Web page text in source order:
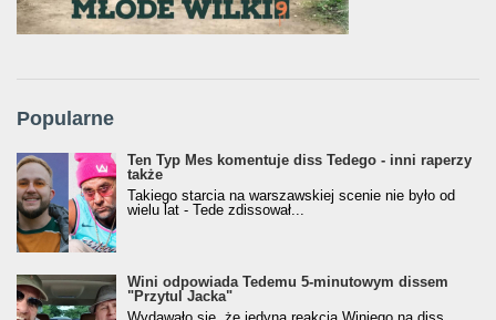
Popularne
Ten Typ Mes komentuje diss Tedego - inni raperzy
także
Takiego starcia na warszawskiej scenie nie było od
wielu lat - Tede zdissował...
Wini odpowiada Tedemu 5-minutowym dissem
"Przytul Jacka"